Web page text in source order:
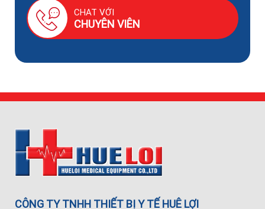
CHAT VỚI
CHUYÊN VIÊN
CÔNG TY TNHH THIẾT BỊ Y TẾ HUÊ LỢI